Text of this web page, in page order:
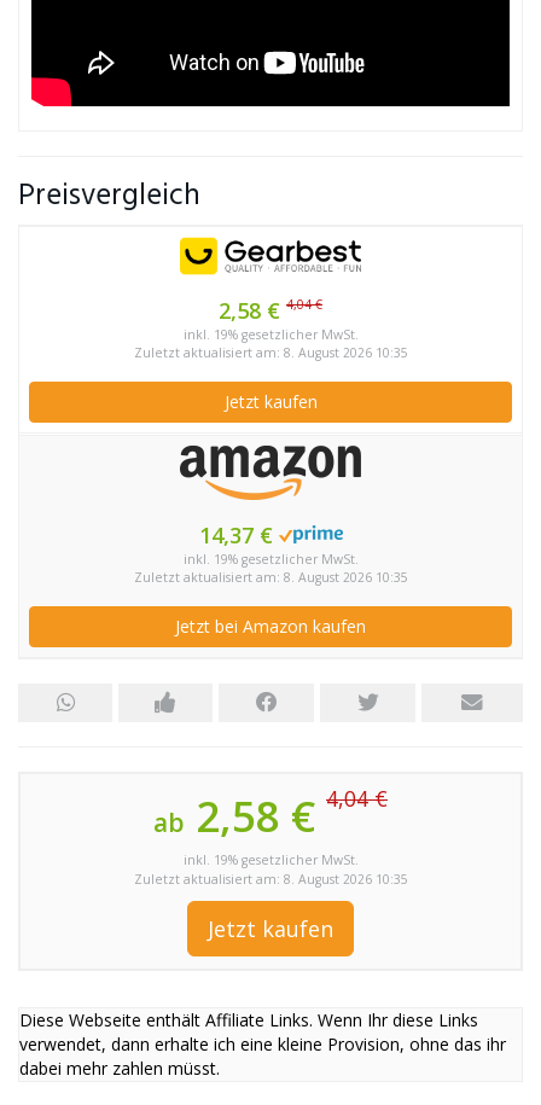
Preisvergleich
2,58 € 4,04 €
inkl. 19% gesetzlicher MwSt.
Zuletzt aktualisiert am: 8. August 2026 10:35
Jetzt kaufen
14,37 €
inkl. 19% gesetzlicher MwSt.
Zuletzt aktualisiert am: 8. August 2026 10:35
Jetzt bei Amazon kaufen
ab 2,58 € 4,04 €
inkl. 19% gesetzlicher MwSt.
Zuletzt aktualisiert am: 8. August 2026 10:35
Jetzt kaufen
Diese Webseite enthält Affiliate Links. Wenn Ihr diese Links
verwendet, dann erhalte ich eine kleine Provision, ohne das ihr
dabei mehr zahlen müsst.